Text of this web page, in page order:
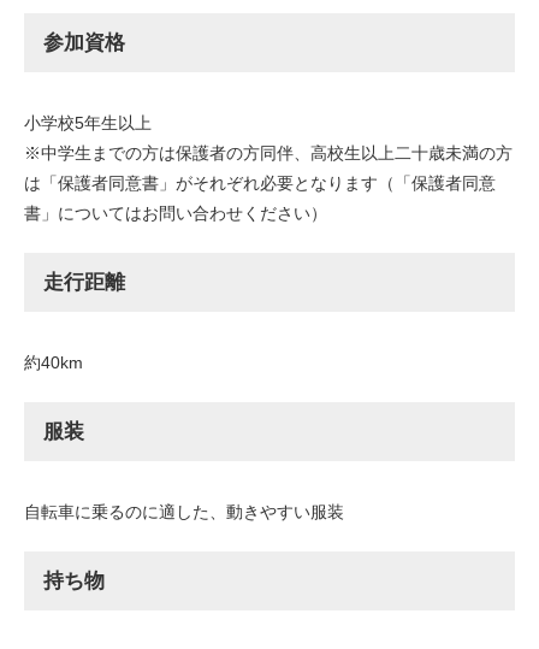
参加資格
小学校5年生以上
※中学生までの方は保護者の方同伴、高校生以上二十歳未満の方
は「保護者同意書」がそれぞれ必要となります（「保護者同意
書」についてはお問い合わせください）
走行距離
約40km
服装
自転車に乗るのに適した、動きやすい服装
持ち物